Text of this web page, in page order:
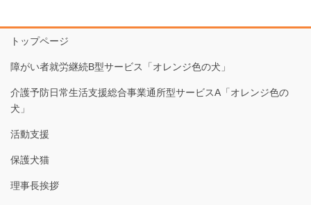
トップページ
障がい者就労継続B型サービス「オレンジ色の犬」
介護予防日常生活支援総合事業通所型サービスA「オレンジ色の
犬」
活動支援
保護犬猫
理事長挨拶